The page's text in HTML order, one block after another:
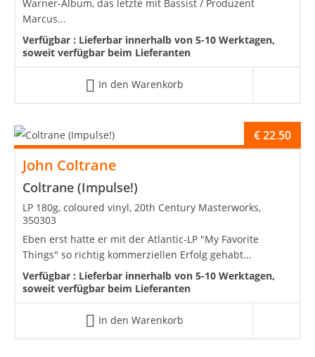
Warner-Album, das letzte mit Bassist / Produzent
Marcus...
Verfügbar : Lieferbar innerhalb von 5-10 Werktagen,
soweit verfügbar beim Lieferanten
In den Warenkorb
John Coltrane
Coltrane (Impulse!)
€22.50
LP 180g, coloured vinyl, 20th Century Masterworks,
350303
Eben erst hatte er mit der Atlantic-LP "My Favorite
Things" so richtig kommerziellen Erfolg gehabt...
Verfügbar : Lieferbar innerhalb von 5-10 Werktagen,
soweit verfügbar beim Lieferanten
In den Warenkorb